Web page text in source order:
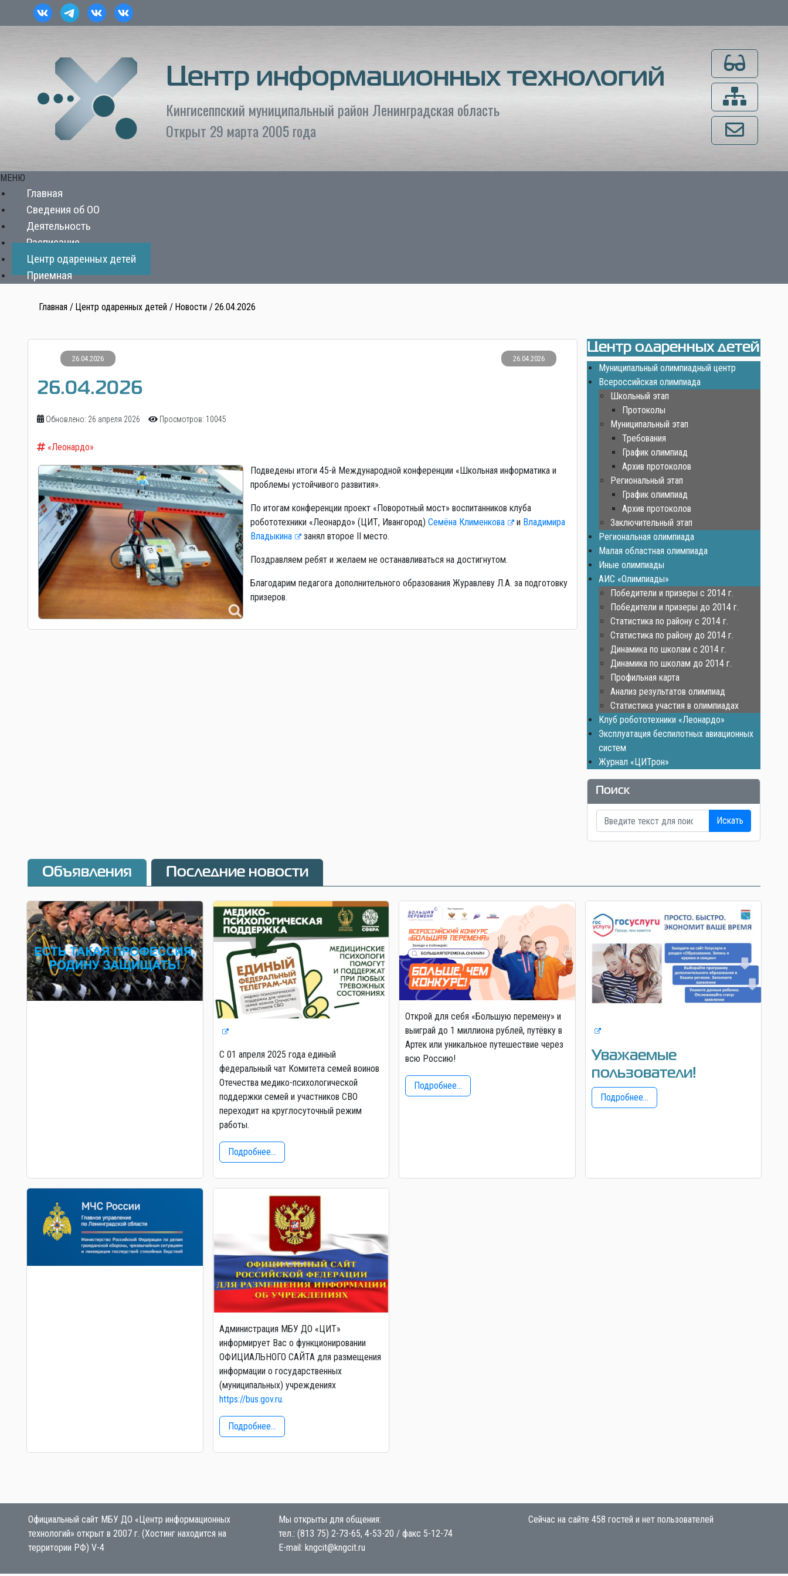
Центр информационных технологий
Кингисеппский муниципальный район Ленинградская область
Открыт 29 марта 2005 года
Для
Карта сайта
Напишите нам
МЕНЮ
Главная
Сведения об ОО
Деятельность
Расписание
Центр одаренных детей
Приемная
Главная Центр одаренных детей Новости 26.04.2026
26.04.2026 26.04.2026
26.04.2026
Обновлено: 26 апреля 2026 Просмотров: 10045
«Леонардо»
Подведены итоги 45-й Международной конференции «Школьная информатика и
проблемы устойчивого развития».
По итогам конференции проект «Поворотный мост» воспитанников клуба
робототехники «Леонардо» (ЦИТ, Ивангород) Семёна Клименкова и Владимира
Владыкина
занял второе II место.
Поздравляем ребят и желаем не останавливаться на достигнутом.
Благодарим педагога дополнительного образования Журавлеву Л.А. за подготовку
призеров.
Центр одаренных детей
Муниципальный олимпиадный центр
Всероссийская олимпиада
Школьный этап
Протоколы
Муниципальный этап
Требования
График олимпиад
Архив протоколов
Региональный этап
График олимпиад
Архив протоколов
Заключительный этап
Региональная олимпиада
Малая областная олимпиада
Иные олимпиады
АИС «Олимпиады»
Победители и призеры с 2014 г.
Победители и призеры до 2014 г.
Статистика по району с 2014 г.
Статистика по району до 2014 г.
Динамика по школам с 2014 г.
Динамика по школам до 2014 г.
Профильная карта
Анализ результатов олимпиад
Статистика участия в олимпиадах
Клуб робототехники «Леонардо»
Эксплуатация беспилотных авиационных
систем
Журнал «ЦИТрон»
Поиск
Искать
Объявления Последние новости
С 01 апреля 2025 года единый
федеральный чат Комитета семей воинов
Отечества медико-психологической
поддержки семей и участников СВО
переходит на круглосуточный режим
работы.
Подробнее...
Открой для себя «Большую перемену» и
выиграй до 1 миллиона рублей, путёвку в
Артек или уникальное путешествие через
всю Россию!
Подробнее...
Уважаемые
пользователи!
Подробнее...
Администрация МБУ ДО «ЦИТ»
информирует Вас о функционировании
ОФИЦИАЛЬНОГО САЙТА для размещения
информации о государственных
(муниципальных) учреждениях
https://bus.gov.ru.
Подробнее...
Официальный сайт МБУ ДО «Центр информационных
технологий» открыт в 2007 г. (Хостинг находится на
территории РФ) V-4
Мы открыты для общения:
тел.: (813 75) 2-73-65, 4-53-20 / факс 5-12-74
E-mail: kngcit@kngcit.ru
Сейчас на сайте 458 гостей и нет пользователей